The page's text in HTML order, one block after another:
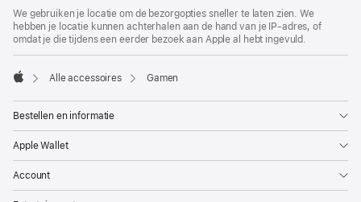
We gebruiken je locatie om de bezorgopties sneller te laten zien. We
hebben je locatie kunnen achterhalen aan de hand van je IP-adres, of
omdat je die tijdens een eerder bezoek aan Apple al hebt ingevuld.
Alle accessoires Gamen
Bestellen en informatie
Apple Wallet
Account